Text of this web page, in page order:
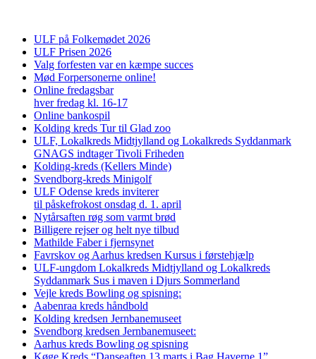
ULF på Folkemødet 2026
ULF Prisen 2026
Valg forfesten var en kæmpe succes
Mød Forpersonerne online!
Online fredagsbar
hver fredag kl. 16-17
Online bankospil
Kolding kreds Tur til Glad zoo
ULF, Lokalkreds Midtjylland og Lokalkreds Syddanmark
GNAGS indtager Tivoli Friheden
Kolding-kreds (Kellers Minde)
Svendborg-kreds Minigolf
ULF Odense kreds inviterer
til påskefrokost onsdag d. 1. april
Nytårsaften røg som varmt brød
Billigere rejser og helt nye tilbud
Mathilde Faber i fjernsynet
Favrskov og Aarhus kredsen Kursus i førstehjælp
ULF-ungdom Lokalkreds Midtjylland og Lokalkreds
Syddanmark Sus i maven i Djurs Sommerland
Vejle kreds Bowling og spisning:
Aabenraa kreds håndbold
Kolding kredsen Jernbanemuseet
Svendborg kredsen Jernbanemuseet:
Aarhus kreds Bowling og spisning
Køge Kreds “Danseaften 13 marts i Bag Haverne 1”